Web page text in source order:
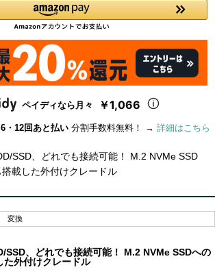
ペイディなら月々 ￥1,066
・12回あと払い 分割手数料無料！ → 詳細はこちら
SSD、どれでも接続可能！ M.2 NVMe SSD
載した外付けクレードル
変換
SSD、どれでも接続可能！ M.2 NVMe SSDへの
た外付けクレードル